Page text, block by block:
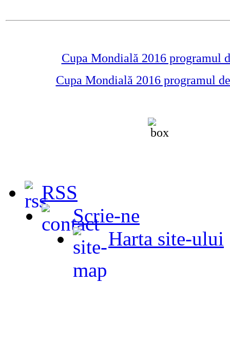
Cupa Mondială 2016 programul
Cupa Mondială 2016 programul
RSS
Scrie-ne
Harta site-ului